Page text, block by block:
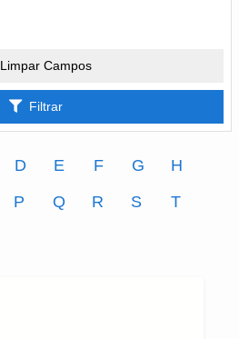
Limpar Campos
Filtrar
D E F G
H
P Q R S
T